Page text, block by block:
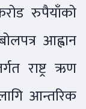
रुपैयाँको
आह्वान
राष्ट्र ऋण
आन्तरिक